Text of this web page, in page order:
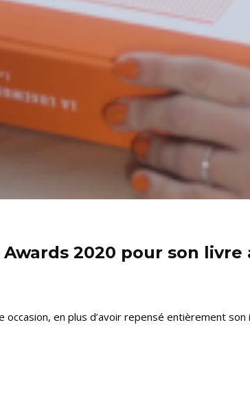
Awards 2020 pour son
en plus d’avoir repensé entièrement